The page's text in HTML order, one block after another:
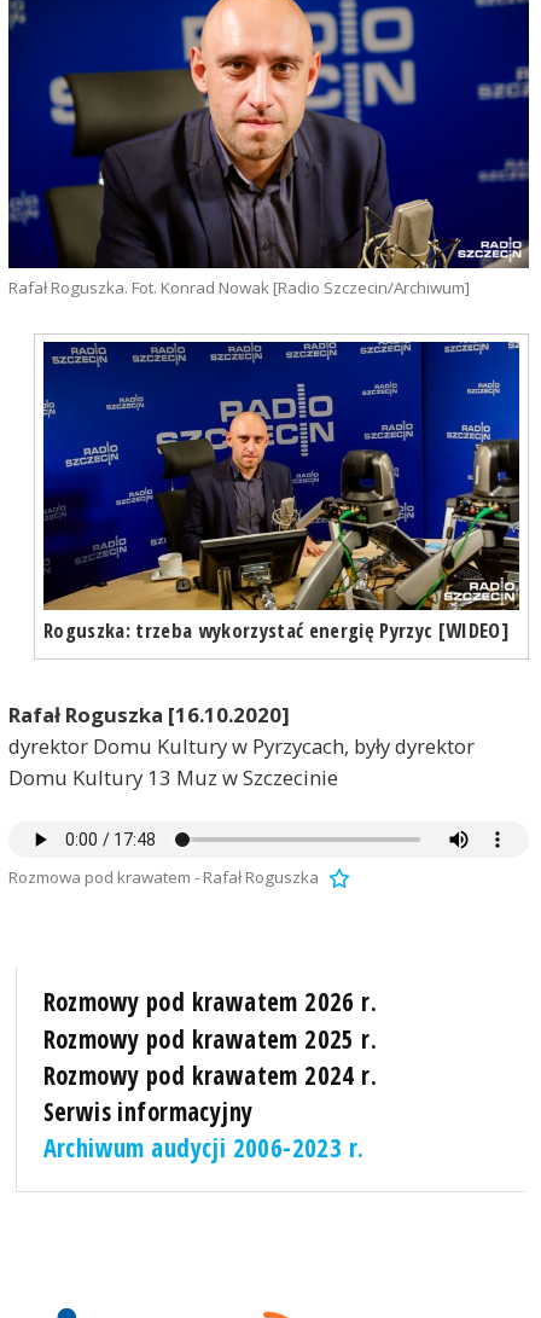
Rafał Roguszka. Fot. Konrad Nowak [Radio Szczecin/Archiwum]
Roguszka: trzeba wykorzystać energię Pyrzyc [WIDEO]
Rafał Roguszka [16.10.2020]
dyrektor Domu Kultury w Pyrzycach, były dyrektor
Domu Kultury 13 Muz w Szczecinie
Rozmowa pod krawatem - Rafał Roguszka
Rozmowy pod krawatem 2026 r.
Rozmowy pod krawatem 2025 r.
Rozmowy pod krawatem 2024 r.
Serwis informacyjny
Archiwum audycji 2006-2023 r.